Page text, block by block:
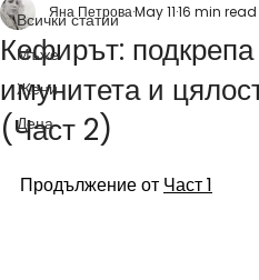
Всички статии
Мъже
Жени
Деца
Кефирът:
имунитета и
(Част 2)
Яна ПетроваMay 1116 min read
Продължение от Част 1